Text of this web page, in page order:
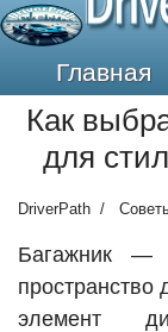
Главная
Как
для
DriverPath
Багажник —
элемент